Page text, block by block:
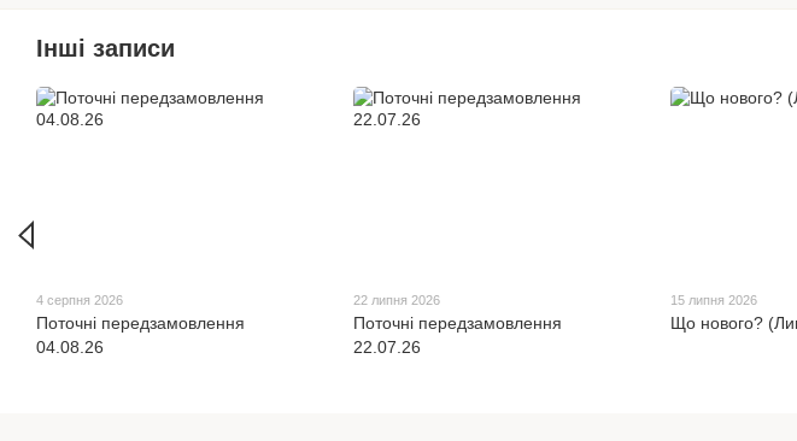
Інші записи
4 серпня 2026
Поточні передзамовлення
04.08.26
22 липня 2026
Поточні передзамовлення
22.07.26
15 липня 2026
Що нового?